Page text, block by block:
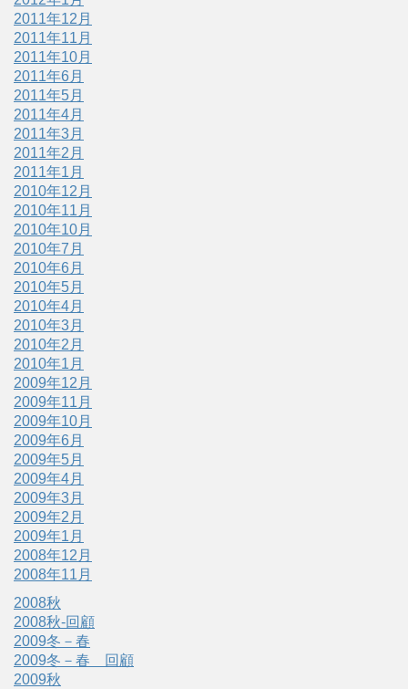
2011年12月
2011年11月
2011年10月
2011年6月
2011年5月
2011年4月
2011年3月
2011年2月
2011年1月
2010年12月
2010年11月
2010年10月
2010年7月
2010年6月
2010年5月
2010年4月
2010年3月
2010年2月
2010年1月
2009年12月
2009年11月
2009年10月
2009年6月
2009年5月
2009年4月
2009年3月
2009年2月
2009年1月
2008年12月
2008年11月
2008秋
2008秋-回顧
2009冬－春
2009冬－春 回顧
2009秋